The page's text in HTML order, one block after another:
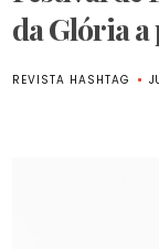
da Glória a
REVISTA HASHTAG